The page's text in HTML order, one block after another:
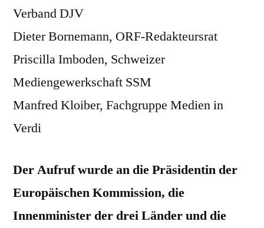
Verband DJV
Dieter Bornemann, ORF-Redakteursrat
Priscilla Imboden, Schweizer
Mediengewerkschaft SSM
Manfred Kloiber, Fachgruppe Medien in
Verdi
Der Aufruf wurde an die Präsidentin der
Europäischen Kommission, die
Innenminister der drei Länder und die